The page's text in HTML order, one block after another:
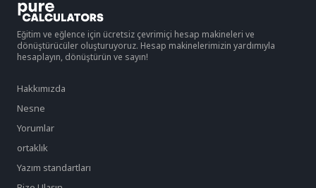
Eğitim ve eğlence için ücretsiz çevrimiçi hesap makineleri ve
dönüştürücüler oluşturuyoruz. Hesap makinelerimizin yardımıyla
hesaplayın, dönüştürün ve sayın!
Hakkımızda
Nesne
Yorumlar
ortaklık
Yazım standartları